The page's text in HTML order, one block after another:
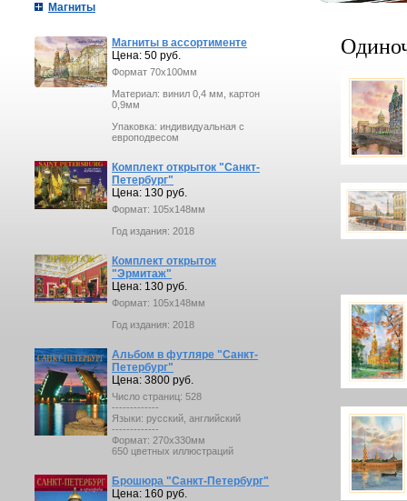
Магниты
Магниты в ассортименте
Цена: 50 руб.
Формат 70х100мм
Материал: винил 0,4 мм, картон
0,9мм
Упаковка: индивидуальная с
европодвесом
Комплект открыток "Санкт-
Петербург"
Цена: 130 руб.
Формат: 105x148мм
Год издания: 2018
Комплект открыток
"Эрмитаж"
Цена: 130 руб.
Формат: 105x148мм
Год издания: 2018
Альбом в футляре "Санкт-
Петербург"
Цена: 3800 руб.
Число страниц: 528
-------------
Языки: русский, английский
-------------
Формат: 270х330мм
650 цветных иллюстраций
Брошюра "Санкт-Петербург"
Цена: 160 руб.